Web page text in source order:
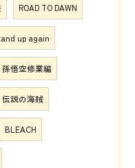
ROAD TO DAWN
up again
孫悟空修業編
伝説の海賊
BLEACH